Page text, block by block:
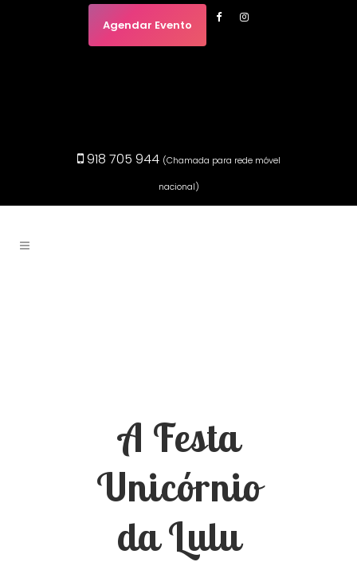
Agendar Evento
918 705 944 (Chamada para rede móvel
nacional)
A Festa
Unicórnio
da Lulu